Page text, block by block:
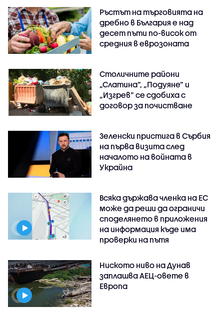
Ръстът на търговията на
дребно в България е над
десет пъти по-висок от
средния в еврозоната
Столичните райони
„Слатина“, „Подуяне“ и
„Изгрев“ се сдобиха с
договор за почистване
Зеленски пристига в Сърбия
на първа визита след
началото на войната в
Украйна
Всяка държава членка на ЕС
може да реши да ограничи
споделянето в приложения
на информация къде има
проверки на пътя
Ниското ниво на Дунав
заплашва АЕЦ-овете в
Европа